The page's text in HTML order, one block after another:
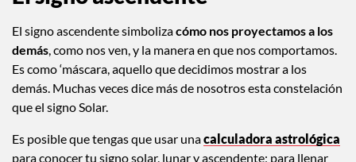
El signo ascendente simbolizacómo nos proyectamos a los
demás , como nos ven, y la manera en que nos comportamos.
Es como ‘máscara, aquello que decidimos mostrar a los
demás. Muchas veces dice más de nosotros esta constelación
que el signo Solar.
Es posible que tengas que usar unacalculadora astrológica
para conocer tu signo solar, lunar y ascendente; para llenar